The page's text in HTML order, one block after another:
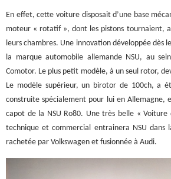
En effet, cette voiture disposait d’une base
moteur « rotatif », dont les pistons tournaient,
leurs chambres. Une innovation développée dès
la marque automobile allemande NSU, au
Comotor. Le plus petit modèle, à un seul rotor,
Le modèle supérieur, un birotor de 100ch, a
construite spécialement pour lui en Allemagne,
capot de la NSU Ro80. Une très belle « Voiture
technique et commercial entrainera NSU dans
rachetée par Volkswagen et fusionnée à Audi.